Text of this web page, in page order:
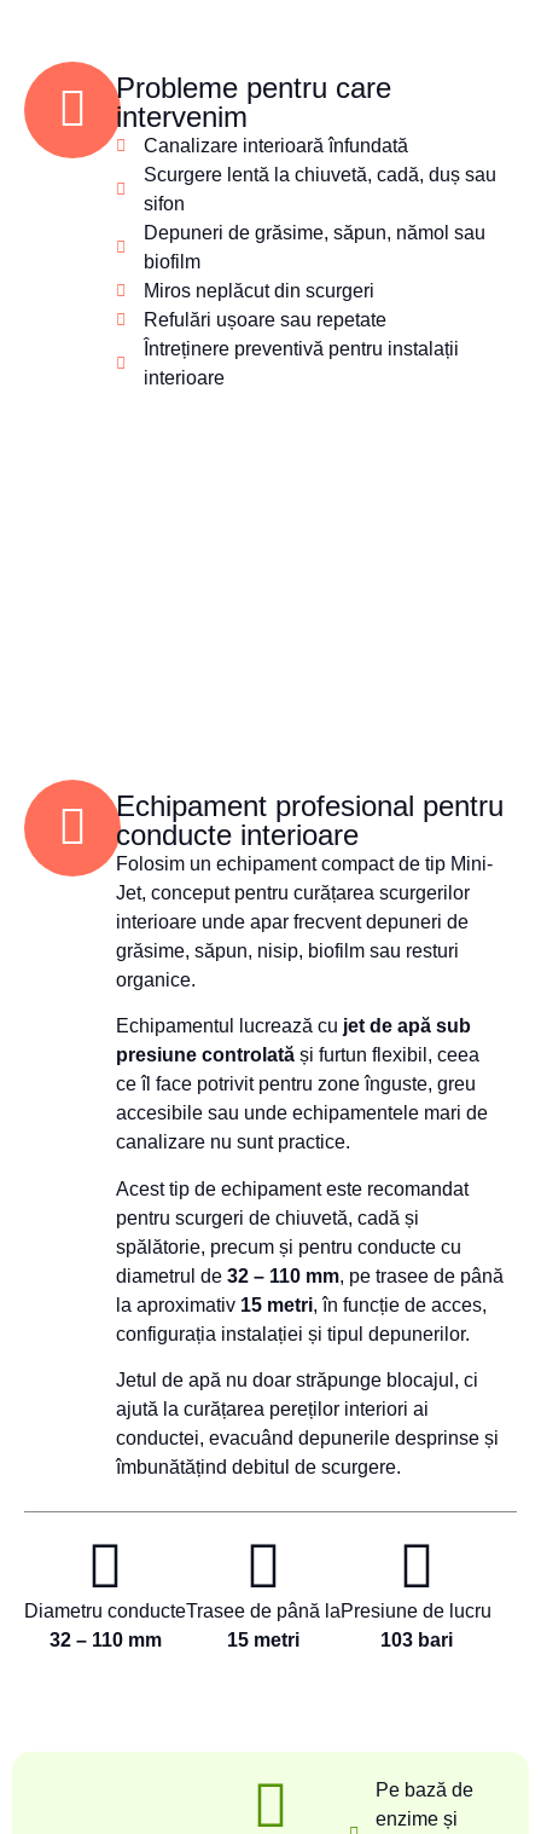
Probleme pentru care
intervenim
Canalizare interioară înfundată
Scurgere lentă la chiuvetă, cadă, duș sau
sifon
Depuneri de grăsime, săpun, nămol sau
biofilm
Miros neplăcut din scurgeri
Refulări ușoare sau repetate
Întreținere preventivă pentru instalații
interioare
Echipament profesional pentru
conducte interioare
Folosim un echipament compact de tip Mini-
Jet, conceput pentru curățarea scurgerilor
interioare unde apar frecvent depuneri de
grăsime, săpun, nisip, biofilm sau resturi
organice.
Echipamentul lucrează cu jet de apă sub
presiune controlată și furtun flexibil, ceea
ce îl face potrivit pentru zone înguste, greu
accesibile sau unde echipamentele mari de
canalizare nu sunt practice.
Acest tip de echipament este recomandat
pentru scurgeri de chiuvetă, cadă și
spălătorie, precum și pentru conducte cu
diametrul de32 – 110 mm, pe trasee de până
la aproximativ 15 metri, în funcție de acces,
configurația instalației și tipul depunerilor.
Jetul de apă nu doar străpunge blocajul, ci
ajută la curățarea pereților interiori ai
conductei, evacuând depunerile desprinse și
îmbunătățind debitul de scurgere.
Diametru conducte
32 – 110 mm
Trasee de până la
15 metri
Presiune de lucru
103 bari
Pe bază de
enzime și